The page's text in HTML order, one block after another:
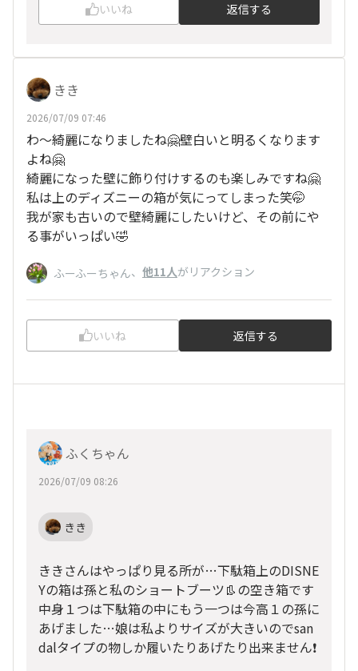
いいね 返信する
きき
2026/07/09 07:46
わ〜綺麗になりましたね🤗壁白いと明るくなります
よね🤗
綺麗になった壁に飾り付けするのも楽しみですね🤗
私は上のディズニーの箱が気にってしまった笑🤭
我が家も古いので壁綺麗にしたいけど、その前にや
る事がいっぱい🤣
ふーふーちゃん、 他11人がリアクション
いいね 返信する
ふくちゃん
2026/07/09 08:26
きき
ききさんはやっぱり見る所が…下駄箱上のDISNE
Yの箱は孫と私のショートブーツ👢の空き箱です
中身１つは下駄箱の中にもう一つは今高１の孫に
あげました…娘は私よりサイズが大きいのでsan
dalタイプの物しか履いたりあげたり出来ません❗